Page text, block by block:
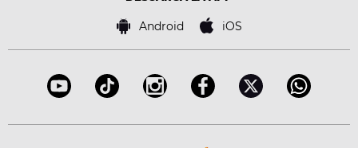
Bases de concursos
Android iOS